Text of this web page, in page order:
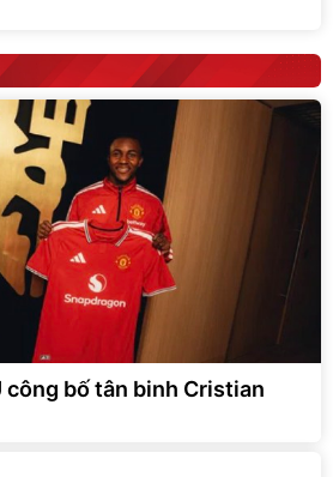
công bố tân binh Cristian